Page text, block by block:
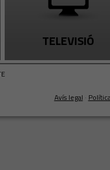
TELEVISIÓ
Avís legal ·